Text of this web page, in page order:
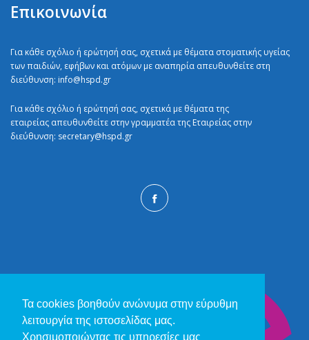
Τα cookies βοηθούν ανώνυμα στην εύρυθμη
λειτουργία της ιστοσελίδας μας.
Χρησιμοποιώντας τις υπηρεσίες μας
Επικοινωνία
Για κάθε σχόλιο ή ερώτησή σας, σχετικά με θέματα στοματικής υγείας
των παιδιών, εφήβων και ατόμων με αναπηρία απευθυνθείτε στη
διεύθυνση: info@hspd.gr
Για κάθε σχόλιο ή ερώτησή σας, σχετικά με θέματα της
εταιρείας απευθυνθείτε στην γραμματέα της Εταιρείας στην
διεύθυνση: secretary@hspd.gr